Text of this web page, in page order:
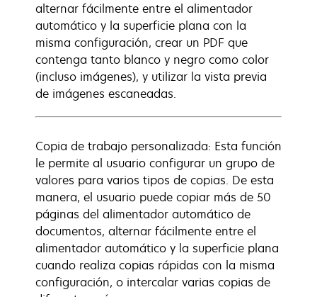
alternar fácilmente entre el alimentador
automático y la superficie plana con la
misma configuración, crear un PDF que
contenga tanto blanco y negro como color
(incluso imágenes), y utilizar la vista previa
de imágenes escaneadas.
Copia de trabajo personalizada: Esta función
le permite al usuario configurar un grupo de
valores para varios tipos de copias. De esta
manera, el usuario puede copiar más de 50
páginas del alimentador automático de
documentos, alternar fácilmente entre el
alimentador automático y la superficie plana
cuando realiza copias rápidas con la misma
configuración, o intercalar varias copias de